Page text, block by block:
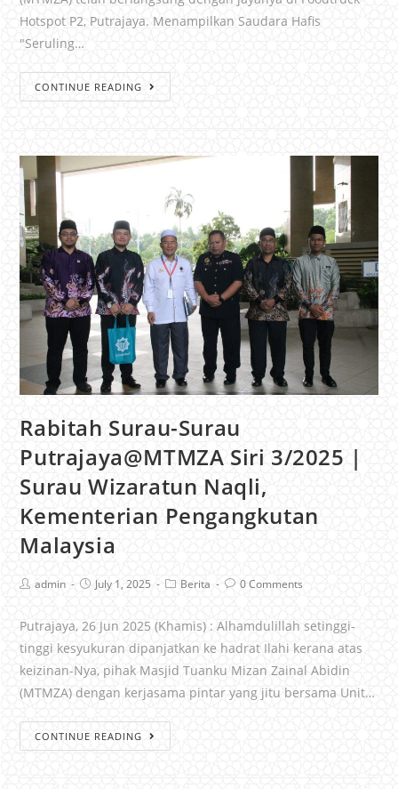
Hotspot P2, Putrajaya. Menampilkan Saudara Hafis
"Seruling…
CONTINUE READING
Rabitah Surau-Surau
Putrajaya@MTMZA Siri 3/2025 |
Surau Wizaratun Naqli,
Kementerian Pengangkutan
Malaysia
admin July 1, 2025 Berita 0 Comments
Putrajaya, 26 Jun 2025 (Khamis) : Alhamdulillah setinggi-
tinggi kesyukuran dipanjatkan ke hadrat Ilahi kerana atas
keizinan-Nya, pihak Masjid Tuanku Mizan Zainal Abidin
(MTMZA) dengan kerjasama pintar yang jitu bersama Unit…
CONTINUE READING